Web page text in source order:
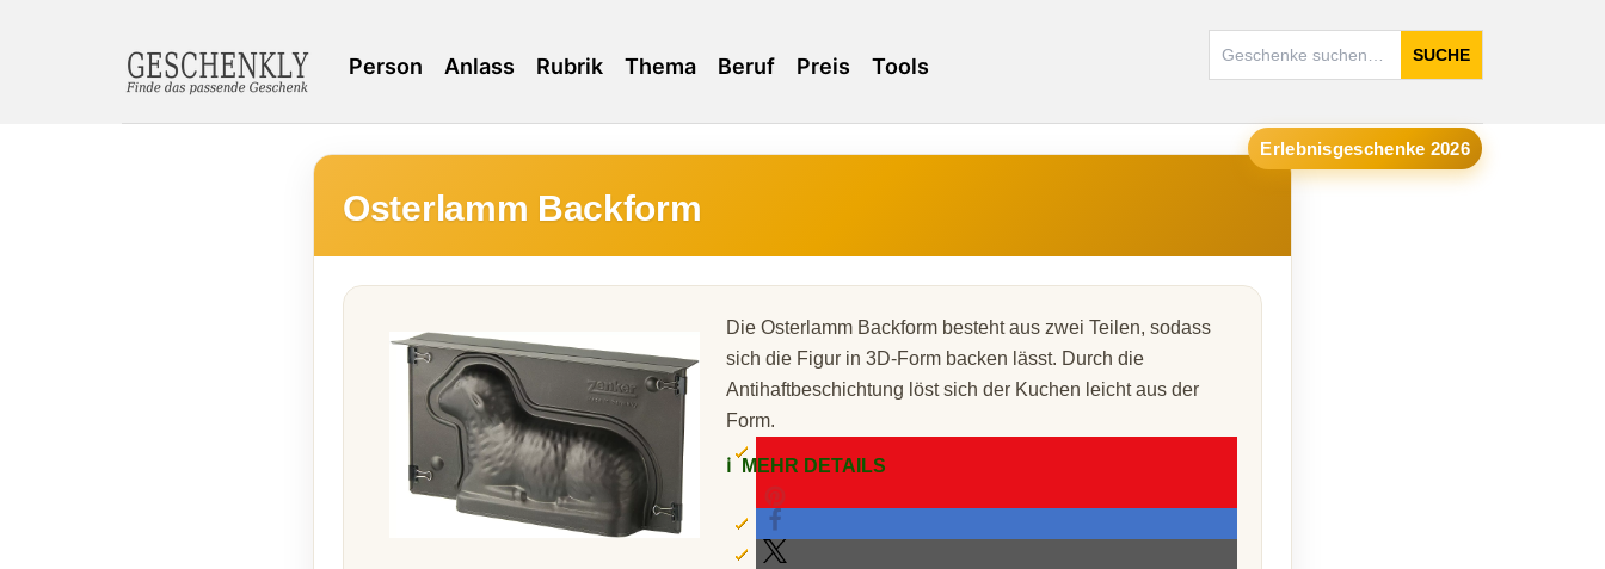
SUCHE
Person Anlass Rubrik Thema Beruf Preis Tools
Erlebnisgeschenke 2026
Osterlamm Backform
Die Osterlamm Backform besteht aus zwei Teilen, sodass
sich die Figur in 3D-Form backen lässt. Durch die
Antihaftbeschichtung löst sich der Kuchen leicht aus der
Form.
ℹ️ MEHR DETAILS